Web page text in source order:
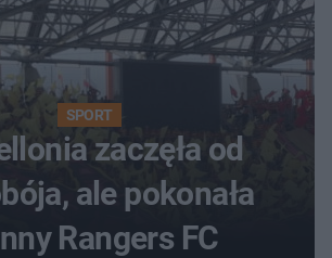
SPORT
zaczęła od
ale pokonała
Rangers FC